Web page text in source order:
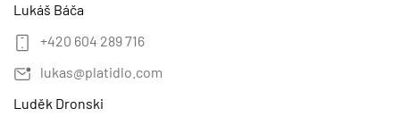
Lukáš Báča
+420 604 289 716
lukas@platidlo.com
Luděk Dronski